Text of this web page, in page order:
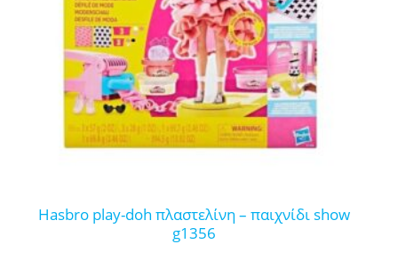
hasbro play-doh πλαστελίνη – παιχνίδι show
g1356